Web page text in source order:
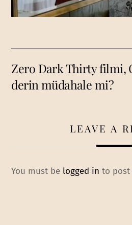
Zero Dark Thirty filmi,
derin müdahale mi?
LEAVE A
You must be logged in to post